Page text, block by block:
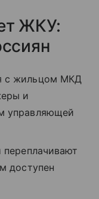
ЖКУ:
с жильцом МКД
и
управляющей
доступен